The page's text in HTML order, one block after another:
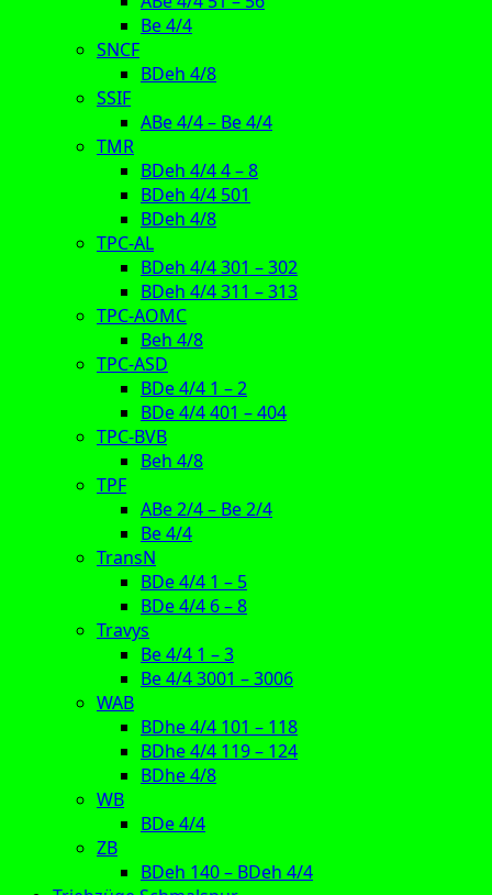
Be 4/4
SNCF
BDeh 4/8
SSIF
ABe 4/4 – Be 4/4
TMR
BDeh 4/4 4 – 8
BDeh 4/4 501
BDeh 4/8
TPC-AL
BDeh 4/4 301 – 302
BDeh 4/4 311 – 313
TPC-AOMC
Beh 4/8
TPC-ASD
BDe 4/4 1 – 2
BDe 4/4 401 – 404
TPC-BVB
Beh 4/8
TPF
ABe 2/4 – Be 2/4
Be 4/4
TransN
BDe 4/4 1 – 5
BDe 4/4 6 – 8
Travys
Be 4/4 1 – 3
Be 4/4 3001 – 3006
WAB
BDhe 4/4 101 – 118
BDhe 4/4 119 – 124
BDhe 4/8
WB
BDe 4/4
ZB
BDeh 140 – BDeh 4/4